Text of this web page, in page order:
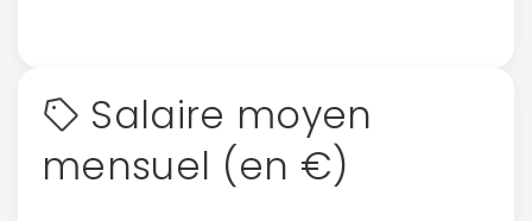
Salaire moyen
mensuel (en €)